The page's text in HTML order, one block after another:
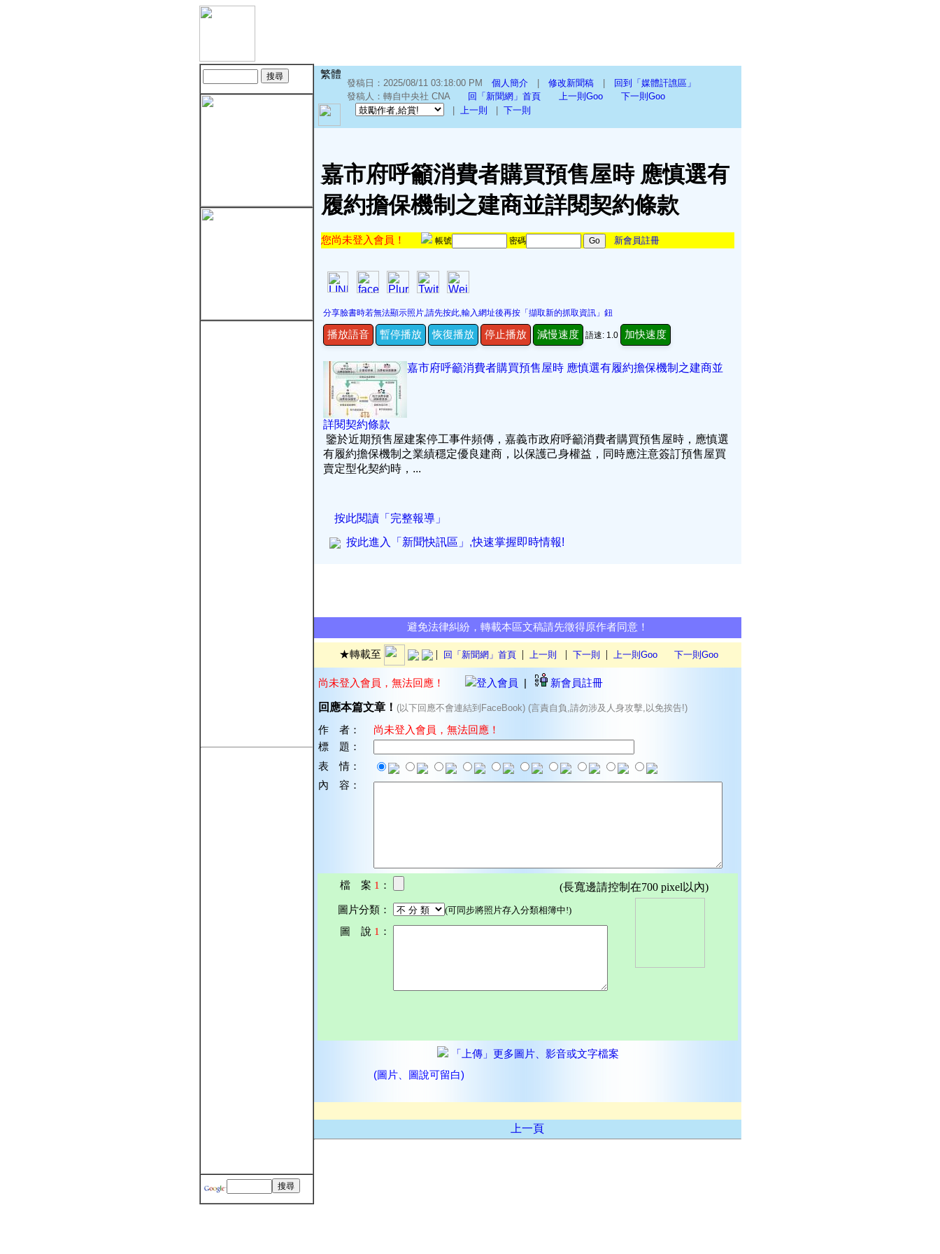
繁體
發稿日：2025/08/11 03:18:00 PM 個人簡介| 修改新聞稿|
回到「媒體訐譙區」
發稿人：轉自中央社 CNA
回「新聞網」首頁 上一則Goo
下一則Goo
上一則 下一則
嘉市府呼籲消費者購買預售屋時 應慎選有
履約擔保機制之建商並詳閱契約條款
您尚未登入會員！ 帳號 密碼 新會員註冊
分享臉書時若無法顯示照片,請先按此,輸入網址後再按「擷取新的抓取資訊」鈕
播放語音 暫停播放 恢復播放 停止播放 減慢速度 語速: 1.0 加快速度
嘉市府呼籲消費者購買預售屋時 應慎選有履約擔保機制之建商並
詳閱契約條款
鑒於近期預售屋建案停工事件頻傳，嘉義市政府呼籲消費者購買預售屋時，應慎選
有履約擔保機制之業績穩定優良建商，以保護己身權益，同時應注意簽訂預售屋買
賣定型化契約時，...
按此閱讀「完整報導」
按此進入「新聞快訊區」,快速掌握即時情報!
避免法律糾紛，轉載本區文稿請先徵得原作者同意！
★轉載至 | 回「新聞網」首頁 | 上一則 | 下一則 | 上一則Goo 下一則Goo
尚未登入會員，無法回應！ 登入會員 | 新會員註冊
回應本篇文章！ (以下回應不會連結到FaceBook) (言責自負,請勿涉及人身攻擊,以免挨告!)
作 者：
尚未登入會員，無法回應！
標 題：
表 情：
內 容：
檔 案 1 ： (長寬邊請控制在700 pixel以內)
圖片分類： (可同步將照片存入分類相簿中!)
圖 說 1 ：
「上傳」更多圖片、影音或文字檔案
(圖片、圖說可留白)
上一頁